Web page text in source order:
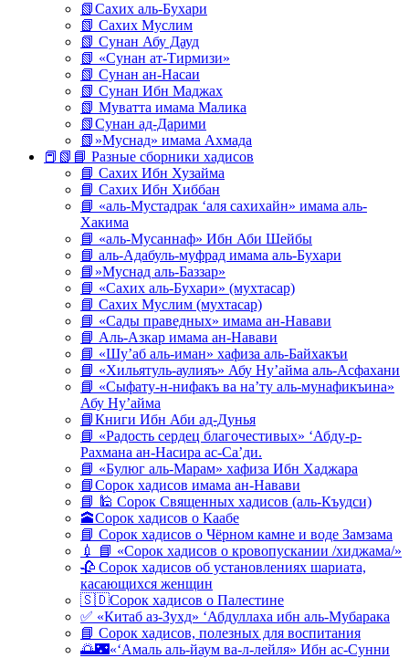
📗Сахих аль-Бухари
📗 Сахих Муслим
📗 Сунан Абу Дауд
📗 «Сунан ат-Тирмизи»
📗 Сунан ан-Насаи
📗 Сунан Ибн Маджах
📗 Муватта имама Малика
📗Сунан ад-Дарими
📗»Муснад» имама Ахмада
📕📗📘 Разные сборники хадисов
📘 Сахих Ибн Хузайма
📘 Сахих Ибн Хиббан
📘 «аль-Мустадрак ‘аля сахихайн» имама аль-
Хакима
📘 «аль-Мусаннаф» Ибн Аби Шейбы
📘 аль-Адабуль-муфрад имама аль-Бухари
📘»Муснад аль-Баззар»
📘 «Сахих аль-Бухари» (мухтасар)
📘 Сахих Муслим (мухтасар)
📘 «Сады праведных» имама ан-Навави
📘 Аль-Азкар имама ан-Навави
📘 «Шу’аб аль-иман» хафиза аль-Байхакъи
📘 «Хильятуль-аулияъ» Абу Ну’айма аль-Асфахани
📘 «Сыфату-н-нифакъ ва на’ту аль-мунафикъина»
Абу Ну’айма
📘Книги Ибн Аби ад-Дунья
📘 «Радость сердец благочестивых» ‘Абду-р-
Рахмана ан-Насира ас-Са’ди.
📘 «Булюг аль-Марам» хафиза Ибн Хаджара
📘Сорок хадисов имама ан-Навави
📘 🕌 Сорок Священных хадисов (аль-Къудси)
🕋Сорок хадисов о Каабе
📘 Сорок хадисов о Чёрном камне и воде Замзама
💉 📘 «Сорок хадисов о кровопускании /хиджама/»
🥀 Сорок хадисов об установлениях шариата,
касающихся женщин
🇸🇩Сорок хадисов о Палестине
✅ «Китаб аз-Зухд» ‘Абдуллаха ибн аль-Мубарака
📘 Сорок хадисов, полезных для воспитания
🌅🌃«‘Амаль аль-йаум ва-л-лейля» Ибн ас-Сунни